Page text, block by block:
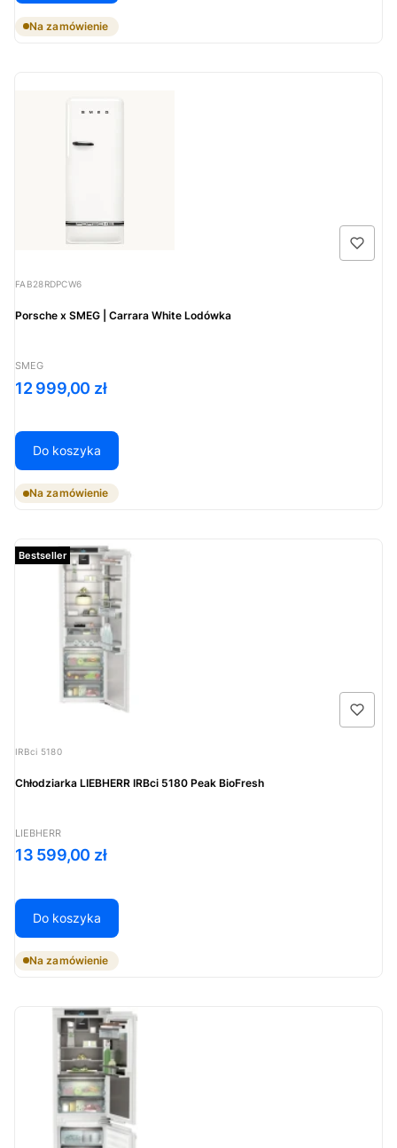
Na zamówienie
Kod produktu
FAB28RDPCW6
Porsche x SMEG | Carrara White Lodówka
PRODUCENT
SMEG
Cena
12 999,00 zł
Do koszyka
Na zamówienie
Bestseller
Kod produktu
IRBci 5180
Chłodziarka LIEBHERR IRBci 5180 Peak BioFresh
PRODUCENT
LIEBHERR
Cena
13 599,00 zł
Do koszyka
Na zamówienie